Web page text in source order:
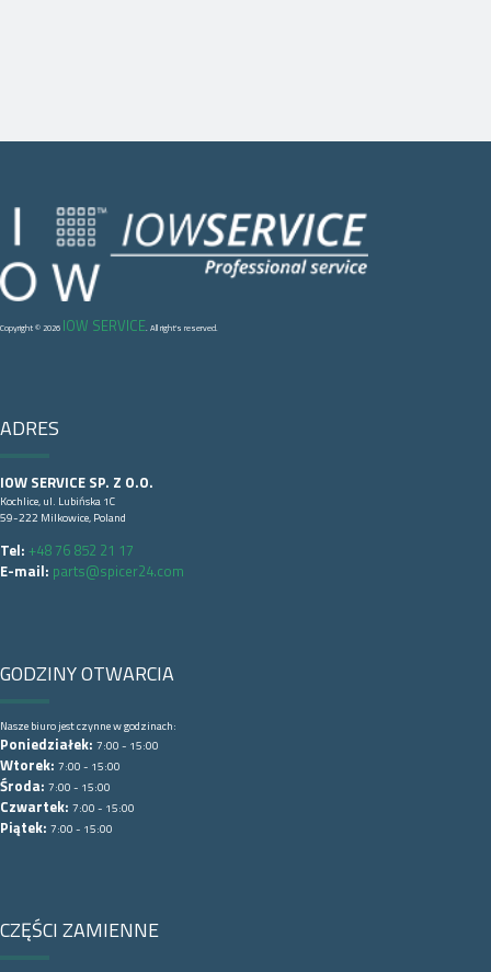
Copyright © 2026 IOW SERVICE. All right's reserved.
ADRES
IOW SERVICE SP. Z O.O.
Kochlice, ul. Lubińska 1C
59-222 Milkowice, Poland
Tel: +48 76 852 21 17
E-mail: parts@spicer24.com
GODZINY OTWARCIA
Nasze biuro jest czynne w godzinach:
Poniedziałek: 7:00 - 15:00
Wtorek: 7:00 - 15:00
Środa: 7:00 - 15:00
Czwartek: 7:00 - 15:00
Piątek: 7:00 - 15:00
CZĘŚCI ZAMIENNE